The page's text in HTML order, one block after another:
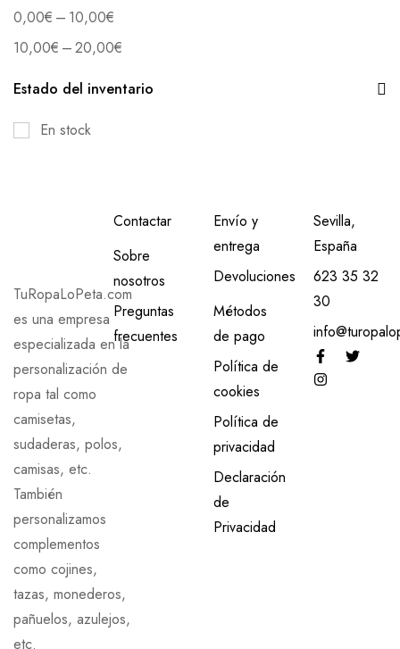
0,00€ – 10,00€
10,00€ –20,00€
Estado del inventario
En stock
TuRopaLoPeta.com
es una empresa
especializada en la
personalización de
ropa tal como
camisetas,
sudaderas, polos,
camisas, etc.
También
personalizamos
complementos
como cojines,
tazas, monederos,
pañuelos, azulejos,
etc.
Contactar
Sobre
nosotros
Preguntas
frecuentes
Envío y
entrega
Devoluciones
Métodos
de pago
Política de
cookies
Política de
privacidad
Declaración
de
Privacidad
Sevilla,
España
623 35 32
30